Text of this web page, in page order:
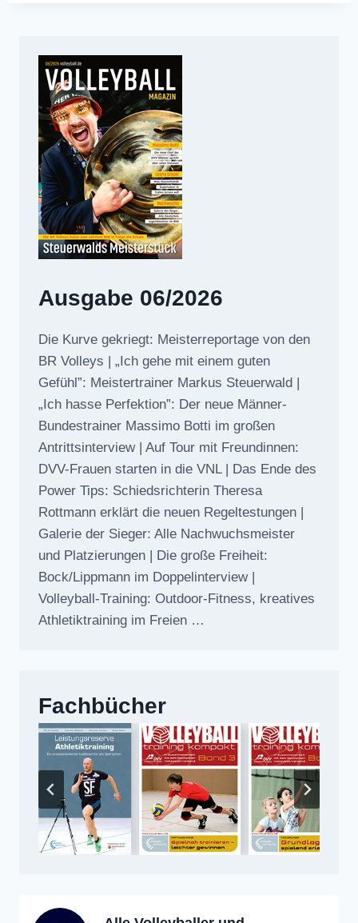
Ausgabe 06/2026
Die Kurve gekriegt: Meisterreportage von den
BR Volleys | „Ich gehe mit einem guten
Gefühl”: Meistertrainer Markus Steuerwald |
„Ich hasse Perfektion”: Der neue Männer-
Bundestrainer Massimo Botti im großen
Antrittsinterview | Auf Tour mit Freundinnen:
DVV-Frauen starten in die VNL | Das Ende des
Power Tips: Schiedsrichterin Theresa
Rottmann erklärt die neuen Regeltestungen |
Galerie der Sieger: Alle Nachwuchsmeister
und Platzierungen | Die große Freiheit:
Bock/Lippmann im Doppelinterview |
Volleyball-Training: Outdoor-Fitness, kreatives
Athletiktraining im Freien …
Fachbücher